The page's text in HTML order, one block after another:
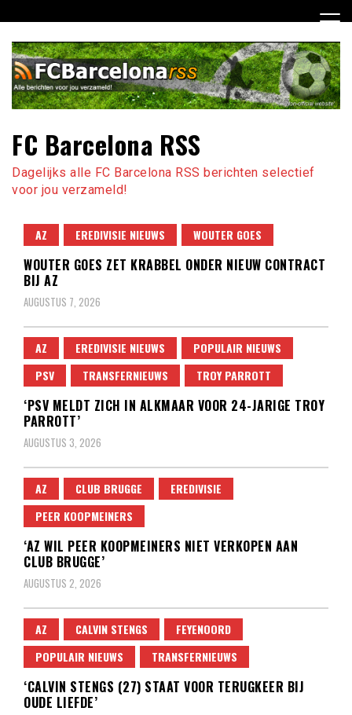
naar
inhoud
FC Barcelona RSS
Dagelijks alle FC Barcelona RSS berichten selectief
voor jou verzameld!
AZ EREDIVISIE NIEUWS WOUTER GOES
WOUTER GOES ZET KRABBEL ONDER NIEUW CONTRACT
BIJ AZ
AUGUSTUS 7, 2026
AZ EREDIVISIE NIEUWS
POPULAIR NIEUWS
PSV
TRANSFERNIEUWS TROY PARROTT
‘PSV MELDT ZICH IN ALKMAAR VOOR 24-JARIGE TROY
PARROTT’
AUGUSTUS 3, 2026
AZ CLUB BRUGGE
EREDIVISIE
PEER KOOPMEINERS
‘AZ WIL PEER KOOPMEINERS NIET VERKOPEN AAN
CLUB BRUGGE’
AUGUSTUS 2, 2026
AZ CALVIN STENGS
FEYENOORD
POPULAIR NIEUWS
TRANSFERNIEUWS
‘CALVIN STENGS (27) STAAT VOOR TERUGKEER BIJ
OUDE LIEFDE’